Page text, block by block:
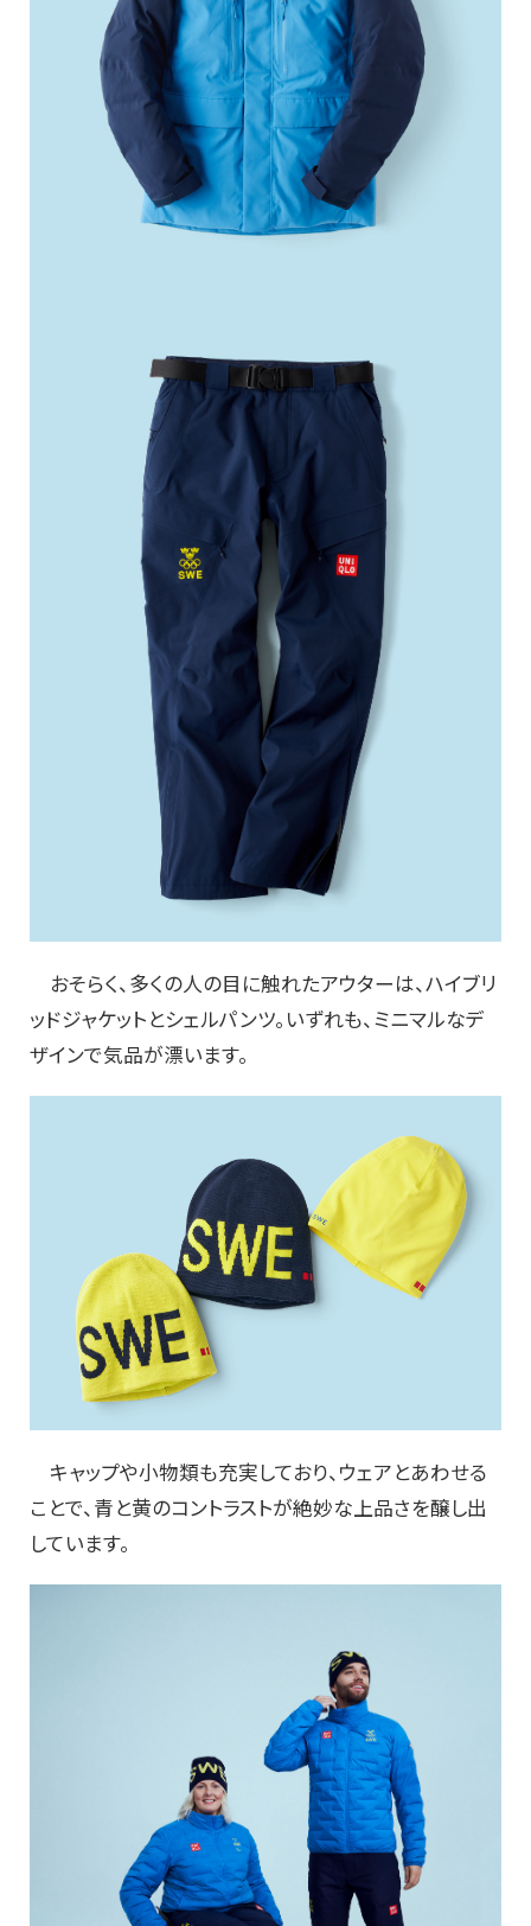
おそらく、多くの人の目に触れたアウターは、ハイブリ
ッドジャケットとシェルパンツ。いずれも、ミニマルなデ
ザインで気品が漂います。
キャップや小物類も充実しており、ウェアとあわせる
ことで、青と黄のコントラストが絶妙な上品さを醸し出
しています。